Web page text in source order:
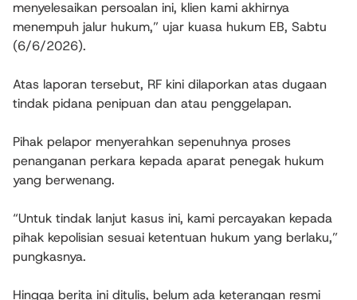
menyelesaikan persoalan ini, klien kami akhirnya
menempuh jalur hukum,” ujar kuasa hukum EB, Sabtu
(6/6/2026).
Atas laporan tersebut, RF kini dilaporkan atas dugaan
tindak pidana penipuan dan atau penggelapan.
Pihak pelapor menyerahkan sepenuhnya proses
penanganan perkara kepada aparat penegak hukum
yang berwenang.
“Untuk tindak lanjut kasus ini, kami percayakan kepada
pihak kepolisian sesuai ketentuan hukum yang berlaku,”
pungkasnya.
Hingga berita ini ditulis, belum ada keterangan resmi